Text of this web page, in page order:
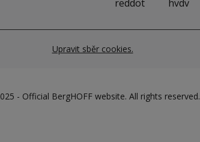
Upravit sběr cookies.
- Official BergHOFF website. All rights reserved.